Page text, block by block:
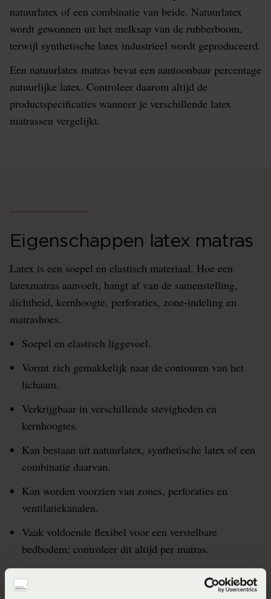
natuurlatex of een combinatie van beide. Natuurlatex
wordt gewonnen uit het melksap van de rubberboom,
terwijl synthetische latex industrieel wordt geproduceerd.
Een natuurlatex matras bevat een aantoonbaar percentage
natuurlijke latex. Controleer daarom altijd de
productspecificaties wanneer je verschillende latex
matrassen vergelijkt.
Eigenschappen latex matras
Latex is een soepel en elastisch materiaal. Hoe een
latexmatras aanvoelt, hangt af van de samenstelling,
dichtheid, kernhoogte, perforaties, zone-indeling en
matrashoes.
Soepel en elastisch liggevoel.
Vormt zich gemakkelijk naar de contouren van het
lichaam.
Verkrijgbaar in verschillende stevigheden en
kernhoogtes.
Kan bestaan uit natuurlatex, synthetische latex of een
combinatie daarvan.
Kan worden voorzien van zones, perforaties en
ventilatiekanalen.
Vaak voldoende flexibel voor een verstelbare
bedbodem; controleer dit altijd per matras.
Latexmatrassen zijn doorgaans relatief zwaar.